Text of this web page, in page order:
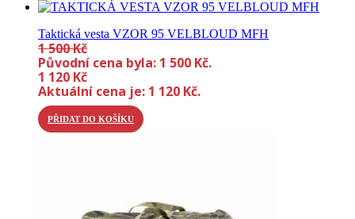
Taktická vesta VZOR 95 VELBLOUD MFH
1 500Kč
Původní cena byla: 1 500 Kč.
1 120 Kč
Aktuální cena je: 1 120 Kč.
PŘIDAT DO KOŠÍKU